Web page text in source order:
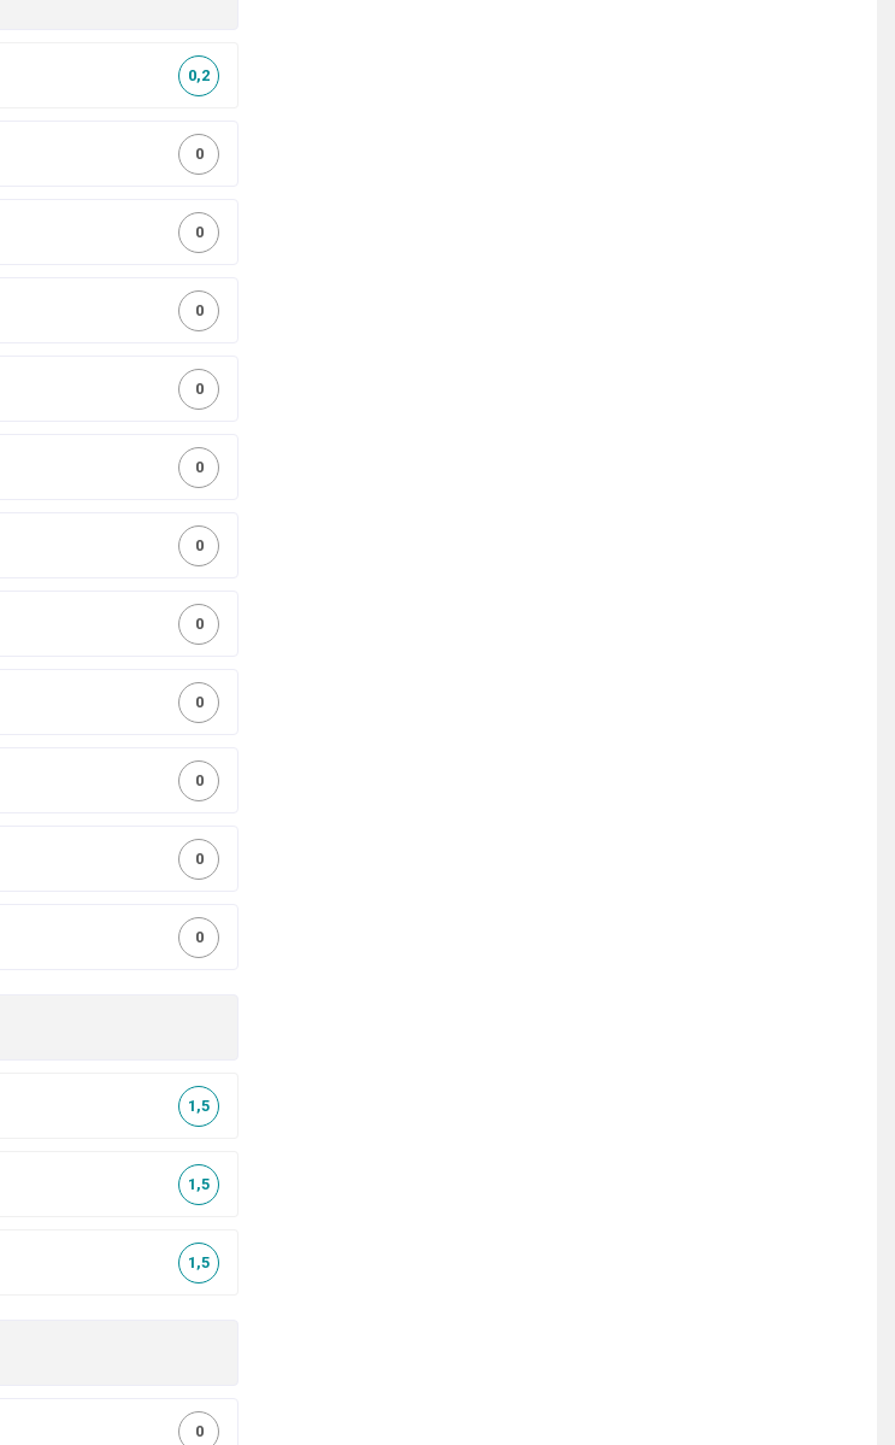
0,2
0
0
0
0
0
0
0
0
0
0
0
1,5
1,5
1,5
0